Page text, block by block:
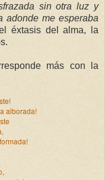
sin otra luz y
adonde me esperaba
éxtasis del alma, la
más con la
alborada!